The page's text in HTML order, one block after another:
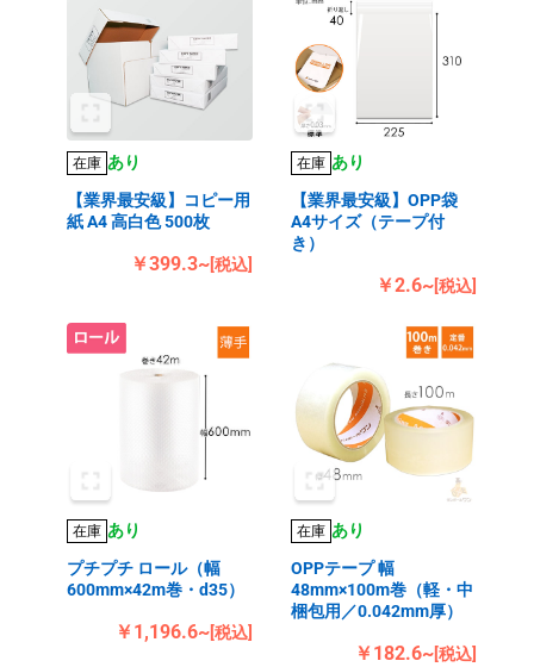
在庫 あり
【業界最安級】コピー用
紙 A4 高白色 500枚
￥399.3~[税込]
在庫 あり
【業界最安級】OPP袋
A4サイズ（テープ付
き）
￥2.6~[税込]
在庫 あり
プチプチ ロール（幅
600mm×42m巻・d35）
￥1,196.6~[税込]
在庫 あり
OPPテープ 幅
48mm×100m巻（軽・中
梱包用／0.042mm厚）
￥182.6~[税込]